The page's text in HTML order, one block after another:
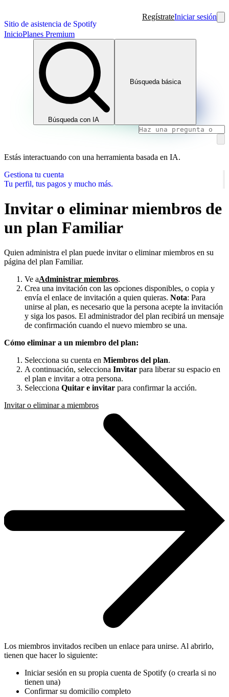
Sitio de asistencia de Spotify
RegístrateIniciar sesión
InicioPlanes Premium
Búsqueda con IA
Búsqueda básica
Estás interactuando con una herramienta basada en IA.
Gestiona tu cuenta
Tu perfil, tus pagos y mucho más.
Invitar o eliminar miembros de
un plan Familiar
Quien administra el plan puede invitar o eliminar miembros en su
página del plan Familiar.
Ve aAdministrar miembros.
Crea una invitación con las opciones disponibles, o copia y
envía el enlace de invitación a quien quieras. Nota: Para
unirse al plan, es necesario que la persona acepte la invitación
y siga los pasos. El administrador del plan recibirá un mensaje
de confirmación cuando el nuevo miembro se una.
Cómo eliminar a un miembro del plan:
Selecciona su cuenta en Miembros del plan.
A continuación, selecciona Invitar para liberar su espacio en
el plan e invitar a otra persona.
Selecciona Quitar e invitar para confirmar la acción.
Invitar o eliminar a miembros
Los miembros invitados reciben un enlace para unirse. Al abrirlo,
tienen que hacer lo siguiente:
Iniciar sesión en su propia cuenta de Spotify (o crearla si no
tienen una)
Confirmar su domicilio completo